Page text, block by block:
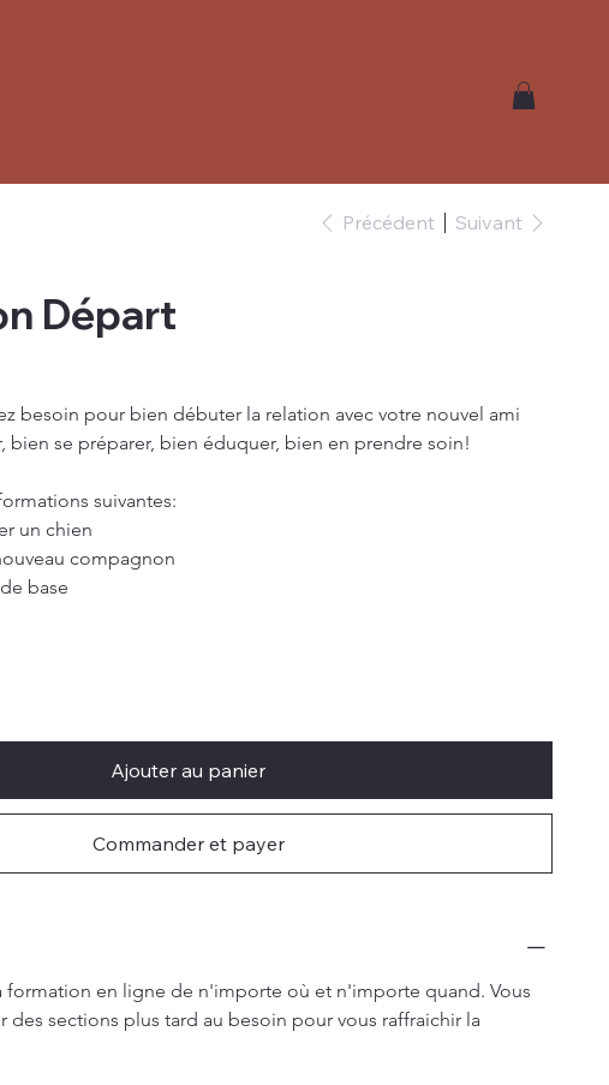
Précédent Suivant
Départ
besoin pour bien débuter la relation avec votre nouvel ami
bien se préparer, bien éduquer, bien en prendre soin!
suivantes:
un chien
compagnon
base
Ajouter au panier
Commander et payer
formation en ligne de n'importe où et n'importe quand. Vous
des sections plus tard au besoin pour vous raffraichir la